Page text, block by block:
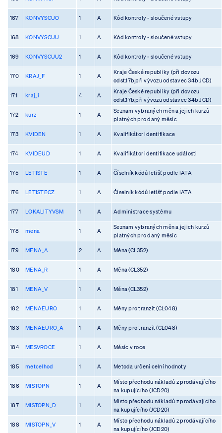
167 KONVYSCUO 1 A Kód kontroly - sloučené vstupy
168 KONVYSCUU 1 A Kód kontroly - sloučené vstupy
169 KONVYSCUU2 1 A Kód kontroly - sloučené vstupy
170 KRAJ_F 1 A
Kraje České republiky (při dovozu
odst.17b,při vývozu odstavec 34b JCD)
171 kraj_i 4 A
Kraje České republiky (při dovozu
odst.17b,při vývozu odstavec 34b JCD)
172 kurz 1 A
Seznam vybraných měn a jejich kurzů
platných pro daný měsíc
173 KVIDEN 1 A Kvalifikátor identifikace
174 KVIDEUD 1 A Kvalifikátor identifikace události
175 LETISTE 1 A Číselník kódů letišť podle IATA
176 LETISTECZ 1 A Číselník kódů letišť podle IATA
177 LOKALITYVSM 1 A Administrace systému
178 mena 1 A
Seznam vybraných měn a jejich kurzů
platných pro daný měsíc
179 MENA_A 2 A Měna (CL352)
180 MENA_R 1 A Měna (CL352)
181 MENA_V 1 A Měna (CL352)
182 MENAEURO 1 A Měny pro tranzit (CL048)
183 MENAEURO_A 1 A Měny pro tranzit (CL048)
184 MESVROCE 1 A Měsíc v roce
185 metcelhod 1 A Metoda určení celní hodnoty
186 MISTOPN 1 A
Místo přechodu nákladů z prodávajícího
na kupujícího (JCD20)
187 MISTOPN_D 1 A
Místo přechodu nákladů z prodávajícího
na kupujícího (JCD20)
188 MISTOPN_V 1 A
Místo přechodu nákladů z prodávajícího
na kupujícího (JCD20)